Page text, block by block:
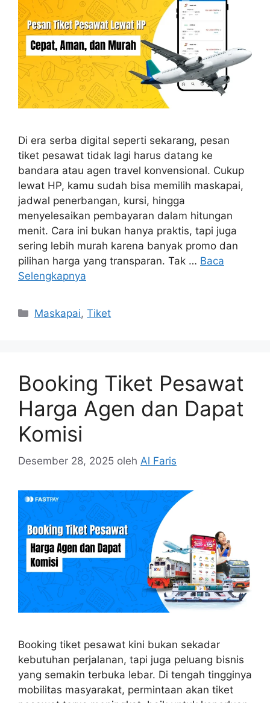
Di era serba digital seperti sekarang, pesan
tiket pesawat tidak lagi harus datang ke
bandara atau agen travel konvensional. Cukup
lewat HP, kamu sudah bisa memilih maskapai,
jadwal penerbangan, kursi, hingga
menyelesaikan pembayaran dalam hitungan
menit. Cara ini bukan hanya praktis, tapi juga
sering lebih murah karena banyak promo dan
pilihan harga yang transparan. Tak … Baca
Selengkapnya
Maskapai,Tiket
Booking Tiket Pesawat
Harga Agen dan Dapat
Komisi
Desember 28, 2025 oleh Al Faris
Booking tiket pesawat kini bukan sekadar
kebutuhan perjalanan, tapi juga peluang bisnis
yang semakin terbuka lebar. Di tengah tingginya
mobilitas masyarakat, permintaan akan tiket